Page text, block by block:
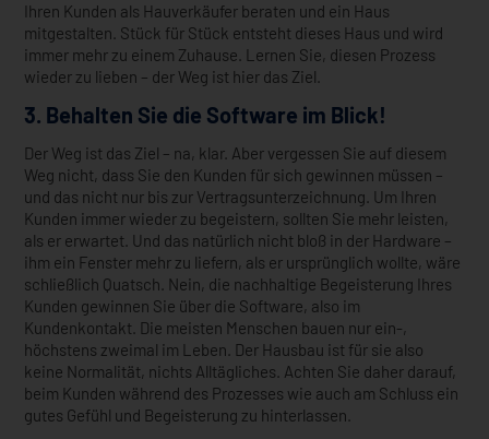
Ihren Kunden als Hauverkäufer beraten und ein Haus
mitgestalten. Stück für Stück entsteht dieses Haus und wird
immer mehr zu einem Zuhause. Lernen Sie, diesen Prozess
wieder zu lieben – der Weg ist hier das Ziel.
3. Behalten Sie die Software im Blick!
Der Weg ist das Ziel – na, klar. Aber vergessen Sie auf diesem
Weg nicht, dass Sie den Kunden für sich gewinnen müssen –
und das nicht nur bis zur Vertragsunterzeichnung. Um Ihren
Kunden immer wieder zu begeistern, sollten Sie mehr leisten,
als er erwartet. Und das natürlich nicht bloß in der Hardware –
ihm ein Fenster mehr zu liefern, als er ursprünglich wollte, wäre
schließlich Quatsch. Nein, die nachhaltige Begeisterung Ihres
Kunden gewinnen Sie über die Software, also im
Kundenkontakt. Die meisten Menschen bauen nur ein-,
höchstens zweimal im Leben. Der Hausbau ist für sie also
keine Normalität, nichts Alltägliches. Achten Sie daher darauf,
beim Kunden während des Prozesses wie auch am Schluss ein
gutes Gefühl und Begeisterung zu hinterlassen.